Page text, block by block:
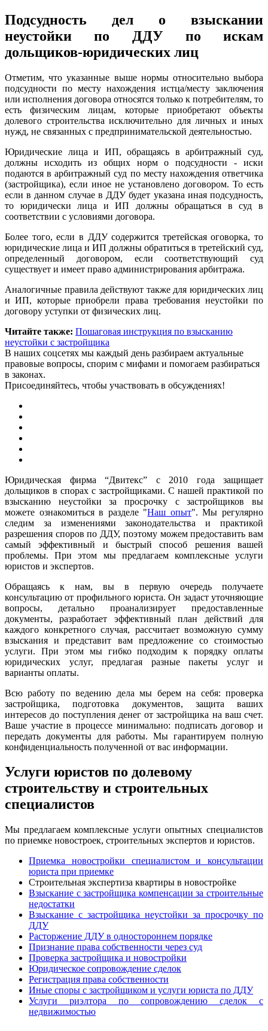
Подсудность дел о взыскании
неустойки по ДДУ по искам
дольщиков-юридических лиц
Отметим, что указанные выше нормы относительно выбора
подсудности по месту нахождения истца/месту заключения
или исполнения договора относятся только к потребителям, то
есть физическим лицам, которые приобретают объекты
долевого строительства исключительно для личных и иных
нужд, не связанных с предпринимательской деятельностью.
Юридические лица и ИП, обращаясь в арбитражный суд,
должны исходить из общих норм о подсудности - иски
подаются в арбитражный суд по месту нахождения ответчика
(застройщика), если иное не установлено договором. То есть
если в данном случае в ДДУ будет указана иная подсудность,
то юридически лица и ИП должны обращаться в суд в
соответствии с условиями договора.
Более того, если в ДДУ содержится третейская оговорка, то
юридические лица и ИП должны обратиться в третейский суд,
определенный договором, если соответствующий суд
существует и имеет право администрирования арбитража.
Аналогичные правила действуют также для юридических лиц
и ИП, которые приобрели права требования неустойки по
договору уступки от физических лиц.
Читайте также: Пошаговая инструкция по взысканию
неустойки с застройщика
В наших соцсетях мы каждый день разбираем актуальные
правовые вопросы, спорим с мифами и помогаем разбираться
в законах.
Присоединяйтесь, чтобы участвовать в обсуждениях!
Юридическая фирма “Двитекс” с 2010 года защищает
дольщиков в спорах с застройщиками. С нашей практикой по
взысканию неустойки за просрочку с застройщиков вы
можете ознакомиться в разделе "Наш опыт". Мы регулярно
следим за изменениями законодательства и практикой
разрешения споров по ДДУ, поэтому можем предоставить вам
самый эффективный и быстрый способ решения вашей
проблемы. При этом мы предлагаем комплексные услуги
юристов и экспертов.
Обращаясь к нам, вы в первую очередь получаете
консультацию от профильного юриста. Он задаст уточняющие
вопросы, детально проанализирует предоставленные
документы, разработает эффективный план действий для
каждого конкретного случая, рассчитает возможную сумму
взыскания и представит вам предложение со стоимостью
услуги. При этом мы гибко подходим к порядку оплаты
юридических услуг, предлагая разные пакеты услуг и
варианты оплаты.
Всю работу по ведению дела мы берем на себя: проверка
застройщика, подготовка документов, защита ваших
интересов до поступления денег от застройщика на ваш счет.
Ваше участие в процессе минимально: подписать договор и
передать документы для работы. Мы гарантируем полную
конфиденциальность полученной от вас информации.
Услуги юристов по долевому
строительству и строительных
специалистов
Мы предлагаем комплексные услуги опытных специалистов
по приемке новостроек, строительных экспертов и юристов.
Приемка новостройки специалистом и консультации
юриста при приемке
Строительная экспертиза квартиры в новостройке
Взыскание с застройщика компенсации за строительные
недостатки
Взыскание с застройщика неустойки за просрочку по
ДДУ
Расторжение ДДУ в одностороннем порядке
Признание права собственности через суд
Проверка застройщика и новостройки
Юридическое сопровождение сделок
Регистрация права собственности
Иные споры с застройщиком и услуги юриста по ДДУ
Услуги риэлтора по сопровождению сделок с
недвижимостью